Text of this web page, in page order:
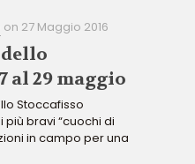
on 27 Maggio 2016
al 29 maggio
Stoccafisso
più bravi “cuochi di
in campo per una